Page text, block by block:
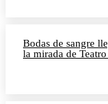
Bodas de sangre
la mirada de